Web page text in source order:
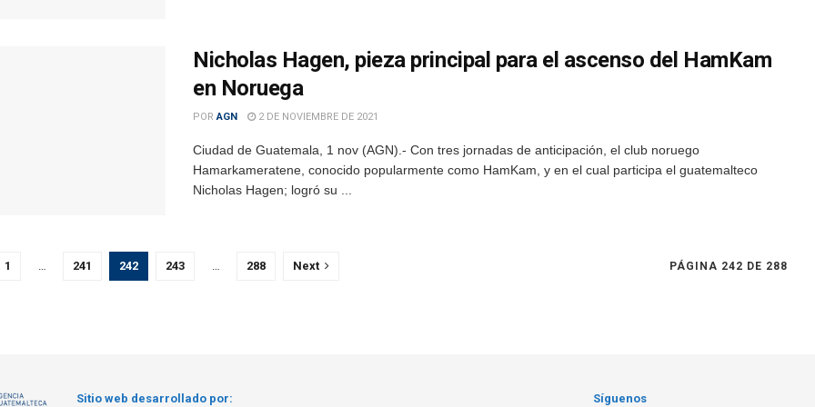
Nicholas Hagen, pieza principal para el ascenso del HamKam
en Noruega
POR AGN 2 DE NOVIEMBRE DE 2021
Ciudad de Guatemala, 1 nov (AGN).- Con tres jornadas de anticipación, el club noruego
Hamarkameratene, conocido popularmente como HamKam, y en el cual participa el guatemalteco
Nicholas Hagen; logró su ...
PÁGINA 242 DE 288
1 241 242 243 288 Next
Sitio web desarrollado por: Síguenos